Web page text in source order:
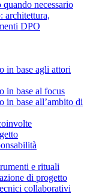
necessario
architettura,
DPO
in base agli attori
in base al focus
in base all’ambito di
e rituali
di progetto
collaborativi